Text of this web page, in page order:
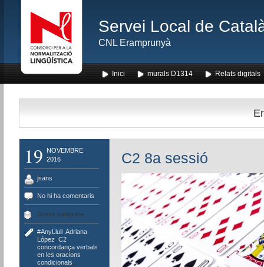
Servei Local de
CNL Eramprunyà
Inici murals D1314 Relats digitals
19
NOVEMBRE
2016
jsans
No hi ha comentaris
Sense categoria
#AnyLlull, Adriana
López C2,
concordança verbals
en les oracions
condicionals
C2 8a sessió